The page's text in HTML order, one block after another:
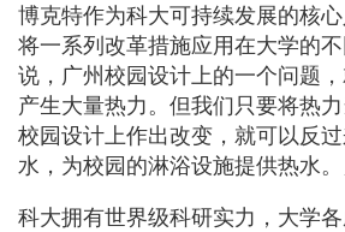
博克特作为科大可持续发展的核
将一系列改革措施应用在大学的
说，广州校园设计上的一个问题
产生大量热力。但我们只要将热
校园设计上作出改变，就可以反
水，为校园的淋浴设施提供热水。
科大拥有世界级科研实力，大学